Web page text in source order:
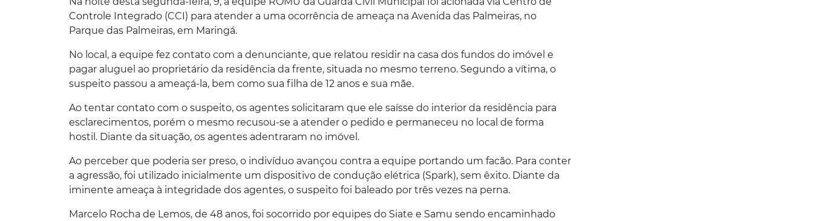
Controle Integrado (CCI) para atender a uma ocorrência de ameaça na Avenida das Palmeiras, no
Parque das Palmeiras, em Maringá.
No local, a equipe fez contato com a denunciante, que relatou residir na casa dos fundos do imóvel e
pagar aluguel ao proprietário da residência da frente, situada no mesmo terreno. Segundo a vítima, o
suspeito passou a ameaçá-la, bem como sua filha de 12 anos e sua mãe.
Ao tentar contato com o suspeito, os agentes solicitaram que ele saísse do interior da residência para
esclarecimentos, porém o mesmo recusou-se a atender o pedido e permaneceu no local de forma
hostil. Diante da situação, os agentes adentraram no imóvel.
Ao perceber que poderia ser preso, o indivíduo avançou contra a equipe portando um facão. Para conter
a agressão, foi utilizado inicialmente um dispositivo de condução elétrica (Spark), sem êxito. Diante da
iminente ameaça à integridade dos agentes, o suspeito foi baleado por três vezes na perna.
Marcelo Rocha de Lemos, de 48 anos, foi socorrido por equipes do Siate e Samu sendo encaminhado